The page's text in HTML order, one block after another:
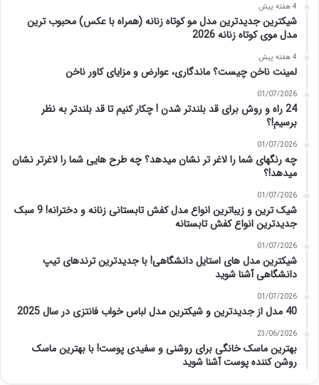
4 هفته پیش
شیکترین جدیدترین مدل مو کوتاه زنانه (همراه با عکس) محبوب ترین
مدل موی کوتاه زنانه 2026
4 هفته پیش
لمینت ناخن چیست؟ ماندگاری، عوارض و مزایای کاور ناخن
01/07/2026
24 راه و روش برای قد بلندتر شدن ! چکار کنیم تا قد بلندتر به نظر
برسیم!؟
01/07/2026
چه رنگهای شما را لاغر تر نشان میدهد؟ چه طرح هایی شما را لاغرتر نشان
میدهد!؟
01/07/2026
شیک ترین و زیباترین انواع مدل کفش تابستانی زنانه و دخترانه! 9 سبک
جدیدترین انواع کفش تابستانه
01/07/2026
شیکترین مدل های استایل دانشگاهی! با جدیدترین ترندهای تیپ
دانشگاهی آشنا شوید
01/07/2026
40 مدل از جدیدترین و شیکترین مدل لباس خواب فانتزی در سال 2025
23/06/2026
بهترین ماسک خانگی برای روشنی و سفیدی پوست! با بهترین ماسک
روشن کننده پوست آشنا شوید